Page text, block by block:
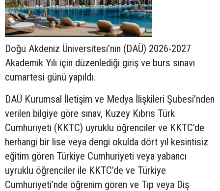
Doğu Akdeniz Üniversitesi’nin (DAÜ) 2026-2027
Akademik Yılı için düzenlediği giriş ve burs sınavı
cumartesi günü yapıldı.
DAÜ Kurumsal İletişim ve Medya İlişkileri Şubesi’nden
verilen bilgiye göre sınav, Kuzey Kıbrıs Türk
Cumhuriyeti (KKTC) uyruklu öğrenciler ve KKTC’de
herhangi bir lise veya dengi okulda dört yıl kesintisiz
eğitim gören Türkiye Cumhuriyeti veya yabancı
uyruklu öğrenciler ile KKTC’de ve Türkiye
Cumhuriyeti’nde öğrenim gören ve Tıp veya Diş